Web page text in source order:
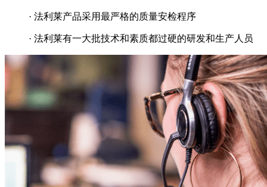
· 法利莱产品采用最严格的质量安检程序
· 法利莱有一大批技术和素质都过硬的研发和生产人员